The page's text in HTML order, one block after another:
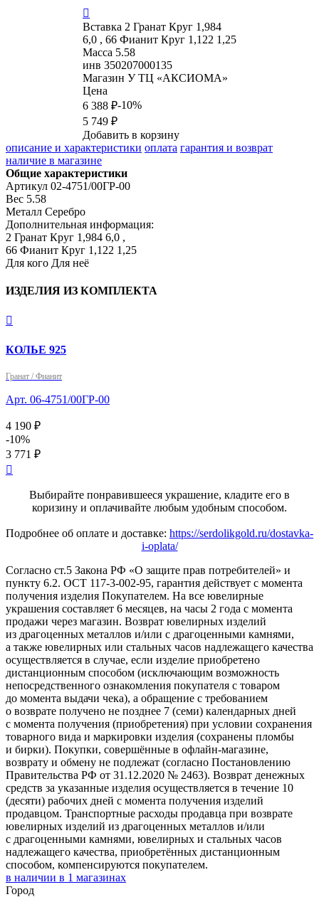

Вставка 2 Гранат Круг 1,984
6,0 , 66 Фианит Круг 1,122 1,25
Масса 5.58
инв 350207000135
Магазин У ТЦ «АКСИОМА»
Цена
6 388 ₽-10%
5 749 ₽
Добавить в корзину
описание и характеристики оплата гарантия и возврат
наличие в магазине
Общие характеристики
Артикул 02-4751/00ГР-00
Вес 5.58
Металл Серебро
Дополнительная информация:
2 Гранат Круг 1,984 6,0 ,
66 Фианит Круг 1,122 1,25
Для кого Для неё
ИЗДЕЛИЯ ИЗ КОМПЛЕКТА

КОЛЬЕ 925
Гранат / Фианит
Арт. 06-4751/00ГР-00
4 190 ₽
-10%
3 771 ₽

Выбирайте понравившееся украшение, кладите его в
коризину и оплачивайте любым удобным способом.
Подробнее об оплате и доставке: https://serdolikgold.ru/dostavka-
i-oplata/
Согласно ст.5 Закона РФ «О защите прав потребителей» и
пункту 6.2. ОСТ 117-3-002-95, гарантия действует с момента
получения изделия Покупателем. На все ювелирные
украшения составляет 6 месяцев, на часы 2 года с момента
продажи через магазин. Возврат ювелирных изделий
из драгоценных металлов и/или с драгоценными камнями,
а также ювелирных или стальных часов надлежащего качества
осуществляется в случае, если изделие приобретено
дистанционным способом (исключающим возможность
непосредственного ознакомления покупателя с товаром
до момента выдачи чека), а обращение с требованием
о возврате получено не позднее 7 (семи) календарных дней
с момента получения (приобретения) при условии сохранения
товарного вида и маркировки изделия (сохранены пломбы
и бирки). Покупки, совершённые в офлайн-магазине,
возврату и обмену не подлежат (согласно Постановлению
Правительства РФ от 31.12.2020 № 2463). Возврат денежных
средств за указанные изделия осуществляется в течение 10
(десяти) рабочих дней с момента получения изделий
продавцом. Транспортные расходы продавца при возврате
ювелирных изделий из драгоценных металлов и/или
с драгоценными камнями, ювелирных и стальных часов
надлежащего качества, приобретённых дистанционным
способом, компенсируются покупателем.
в наличии в 1 магазинах
Город